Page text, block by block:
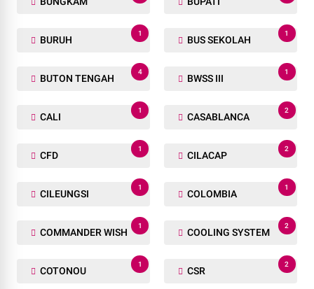
BURUH
1
BUS SEKOLAH
1
BUTON TENGAH
4
BWSS III
1
CALI
1
CASABLANCA
2
CFD
1
CILACAP
2
CILEUNGSI
1
COLOMBIA
1
COMMANDER WISH
1
COOLING SYSTEM
2
COTONOU
1
CSR
2